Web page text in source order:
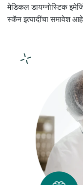
मेडिकल डायग्नोस्टिक
स्कॅन इत्यादींचा समावेश